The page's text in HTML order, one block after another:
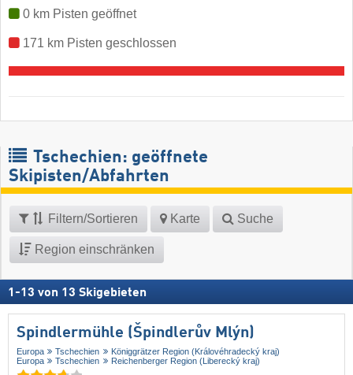
0 km Pisten geöffnet
171 km Pisten geschlossen
Tschechien: geöffnete
Skipisten/Abfahrten
Filtern/Sortieren Karte Suche
Region einschränken
1 -13 von 13 Skigebieten
Spindlermühle (Špindlerův Mlýn)
Europa Tschechien
Königgrätzer Region (Královéhradecký kraj)
Europa
Tschechien Reichenberger Region (Liberecký kraj)